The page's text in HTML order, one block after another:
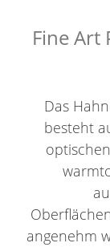
Fine Art
Das
besteht
angenehm